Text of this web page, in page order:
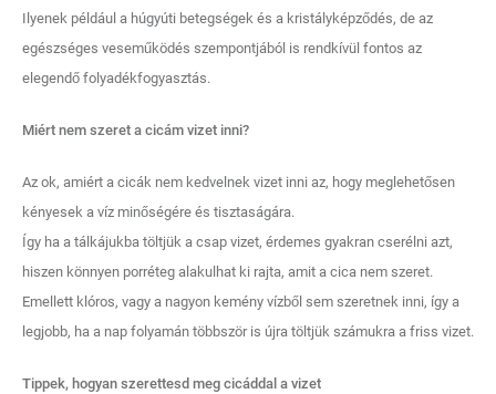
Ilyenek például a húgyúti betegségek és a kristályképződés, de az
egészséges veseműködés szempontjából is rendkívül fontos az
elegendő folyadékfogyasztás.
Miért nem szeret a cicám vizet inni?
Az ok, amiért a cicák nem kedvelnek vizet inni az, hogy meglehetősen
kényesek a víz minőségére és tisztaságára.
Így ha a tálkájukba töltjük a csap vizet, érdemes gyakran cserélni azt,
hiszen könnyen porréteg alakulhat ki rajta, amit a cica nem szeret.
Emellett klóros, vagy a nagyon kemény vízből sem szeretnek inni, így a
legjobb, ha a nap folyamán többször is újra töltjük számukra a friss vizet.
Tippek, hogyan szerettesd meg cicáddal a vizet